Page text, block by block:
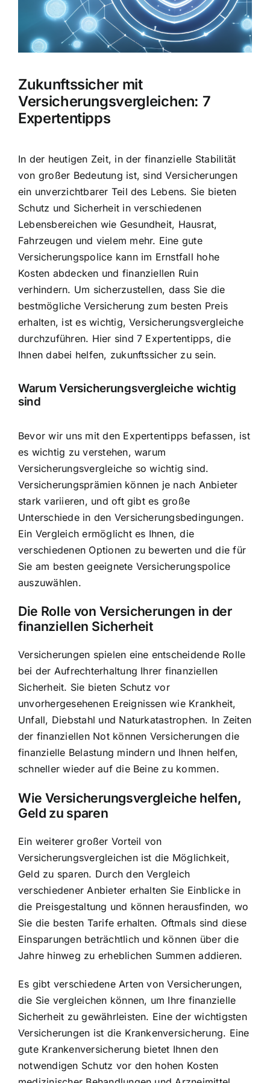
Hausratversicherung
Berufsunfähigkeitsversicherung
Weitere Tarifvergleiche
Hilfe und Kontakt
Zukunftssicher mit
Versicherungsvergleichen: 7
Expertentipps
In der heutigen Zeit, in der finanzielle Stabilität
von großer Bedeutung ist, sind Versicherungen
ein unverzichtbarer Teil des Lebens. Sie bieten
Schutz und Sicherheit in verschiedenen
Lebensbereichen wie Gesundheit, Hausrat,
Fahrzeugen und vielem mehr. Eine gute
Versicherungspolice kann im Ernstfall hohe
Kosten abdecken und finanziellen Ruin
verhindern. Um sicherzustellen, dass Sie die
bestmögliche Versicherung zum besten Preis
erhalten, ist es wichtig, Versicherungsvergleiche
durchzuführen. Hier sind 7 Expertentipps, die
Ihnen dabei helfen, zukunftssicher zu sein.
Warum Versicherungsvergleiche wichtig
sind
Bevor wir uns mit den Expertentipps befassen, ist
es wichtig zu verstehen, warum
Versicherungsvergleiche so wichtig sind.
Versicherungsprämien können je nach Anbieter
stark variieren, und oft gibt es große
Unterschiede in den Versicherungsbedingungen.
Ein Vergleich ermöglicht es Ihnen, die
verschiedenen Optionen zu bewerten und die für
Sie am besten geeignete Versicherungspolice
auszuwählen.
Die Rolle von Versicherungen in der
finanziellen Sicherheit
Versicherungen spielen eine entscheidende Rolle
bei der Aufrechterhaltung Ihrer finanziellen
Sicherheit. Sie bieten Schutz vor
unvorhergesehenen Ereignissen wie Krankheit,
Unfall, Diebstahl und Naturkatastrophen. In Zeiten
der finanziellen Not können Versicherungen die
finanzielle Belastung mindern und Ihnen helfen,
schneller wieder auf die Beine zu kommen.
Wie Versicherungsvergleiche helfen,
Geld zu sparen
Ein weiterer großer Vorteil von
Versicherungsvergleichen ist die Möglichkeit,
Geld zu sparen. Durch den Vergleich
verschiedener Anbieter erhalten Sie Einblicke in
die Preisgestaltung und können herausfinden, wo
Sie die besten Tarife erhalten. Oftmals sind diese
Einsparungen beträchtlich und können über die
Jahre hinweg zu erheblichen Summen addieren.
Es gibt verschiedene Arten von Versicherungen,
die Sie vergleichen können, um Ihre finanzielle
Sicherheit zu gewährleisten. Eine der wichtigsten
Versicherungen ist die Krankenversicherung. Eine
gute Krankenversicherung bietet Ihnen den
notwendigen Schutz vor den hohen Kosten